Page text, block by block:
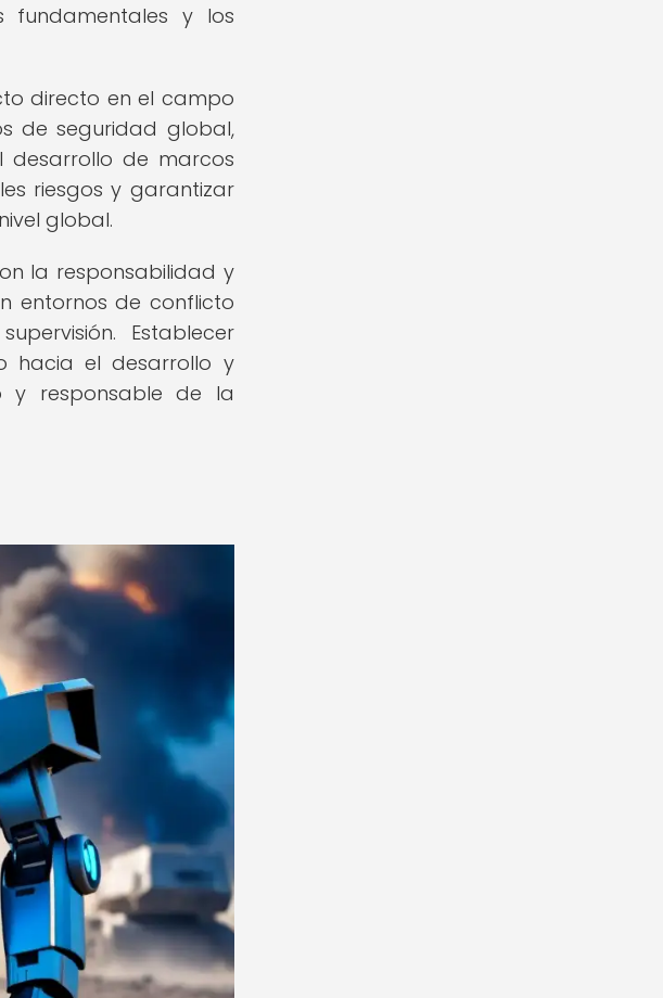
fundamentales y los
directo en el campo
de seguridad global,
desarrollo de marcos
riesgos y garantizar
global.
la responsabilidad y
entornos de conflicto
Establecer
hacia el desarrollo y
y responsable de la